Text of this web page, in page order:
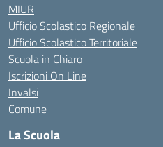
MIUR
Ufficio Scolastico Regionale
Ufficio Scolastico Territoriale
Scuola in Chiaro
Iscrizioni On Line
Invalsi
Comune
La Scuola